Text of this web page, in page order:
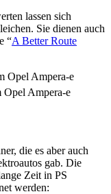
lassen sich
Sie dienen auch
“A Better Route
Opel Ampera-e
die es aber auch
gab. Die
Zeit in PS
werden: